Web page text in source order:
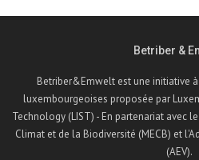
Betriber &
Betriber&Emwelt est une initiative
luxembourgeoises proposée par
Technology (LIST) - En partenariat avec
Climat et de la Biodiversité (MECB) et
(AEV).